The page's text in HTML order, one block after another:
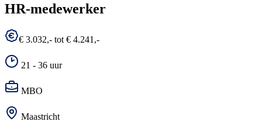
HR-medewerker
€ 3.032,- tot € 4.241,-
21 - 36 uur
MBO
Maastricht